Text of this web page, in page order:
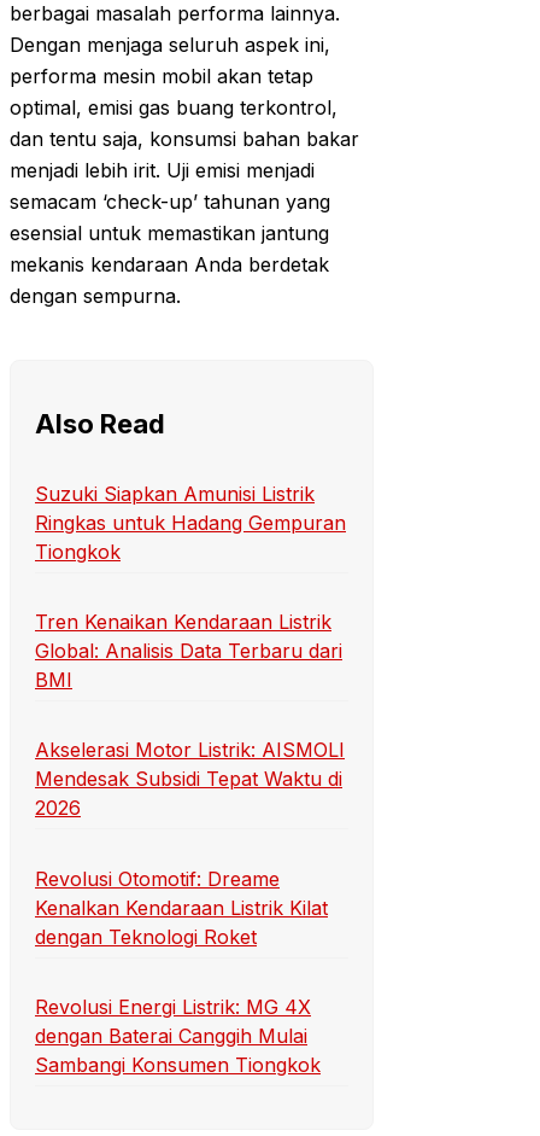
berbagai masalah performa lainnya.
Dengan menjaga seluruh aspek ini,
performa mesin mobil akan tetap
optimal, emisi gas buang terkontrol,
dan tentu saja, konsumsi bahan bakar
menjadi lebih irit. Uji emisi menjadi
semacam ‘check-up’ tahunan yang
esensial untuk memastikan jantung
mekanis kendaraan Anda berdetak
dengan sempurna.
Also Read
Suzuki Siapkan Amunisi Listrik
Ringkas untuk Hadang Gempuran
Tiongkok
Tren Kenaikan Kendaraan Listrik
Global: Analisis Data Terbaru dari
BMI
Akselerasi Motor Listrik: AISMOLI
Mendesak Subsidi Tepat Waktu di
2026
Revolusi Otomotif: Dreame
Kenalkan Kendaraan Listrik Kilat
dengan Teknologi Roket
Revolusi Energi Listrik: MG 4X
dengan Baterai Canggih Mulai
Sambangi Konsumen Tiongkok